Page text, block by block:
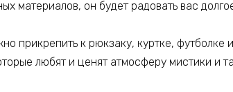
материалов, он будет радовать вас
прикрепить к рюкзаку, куртке,
любят и ценят атмосферу мистики и